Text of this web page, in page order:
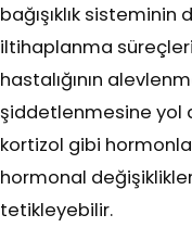
bağışıklık
iltihaplanma
hastalığının
şiddetlenmesine yol
kortizol gibi
hormonal
tetikleyebilir.